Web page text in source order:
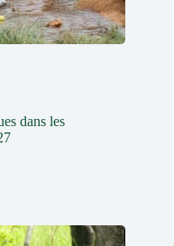
dans les